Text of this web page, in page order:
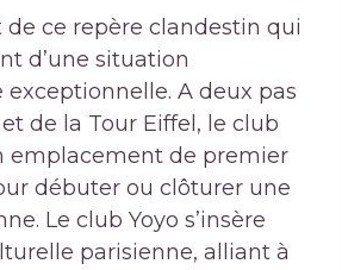
de ce repère clandestin qui
d’une situation
A deux pas
de la Tour Eiffel, le club
emplacement de premier
débuter ou clôturer une
Le club Yoyo s’insère
parisienne, alliant à